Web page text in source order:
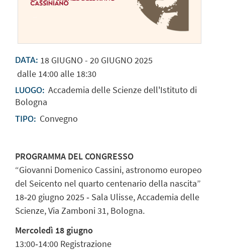
DATA: 18GIUGNO - 20 GIUGNO2025
dalle 14:00 alle 18:30
LUOGO: Accademia delle Scienze dell'Istituto di
Bologna
TIPO: Convegno
PROGRAMMA DEL CONGRESSO
“Giovanni Domenico Cassini, astronomo europeo
del Seicento nel quarto centenario della nascita”
18‐20 giugno 2025 ‐ Sala Ulisse, Accademia delle
Scienze, Via Zamboni 31, Bologna.
Mercoledì 18 giugno
13:00‐14:00 Registrazione